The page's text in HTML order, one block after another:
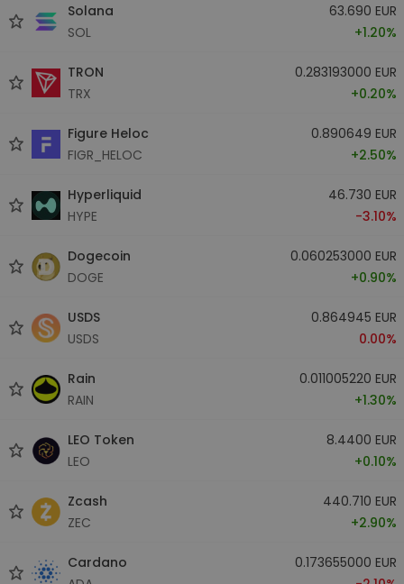
Solana
SOL
63.690 EUR
+1.20%
TRON
TRX
0.283193000 EUR
+0.20%
Figure Heloc
FIGR_HELOC
0.890649 EUR
+2.50%
Hyperliquid
HYPE
46.730 EUR
-3.10%
Dogecoin
DOGE
0.060253000 EUR
+0.90%
USDS
USDS
0.864945 EUR
0.00%
Rain
RAIN
0.011005220 EUR
+1.30%
LEO Token
LEO
8.4400 EUR
+0.10%
Zcash
ZEC
440.710 EUR
+2.90%
Cardano
0.173655000 EUR